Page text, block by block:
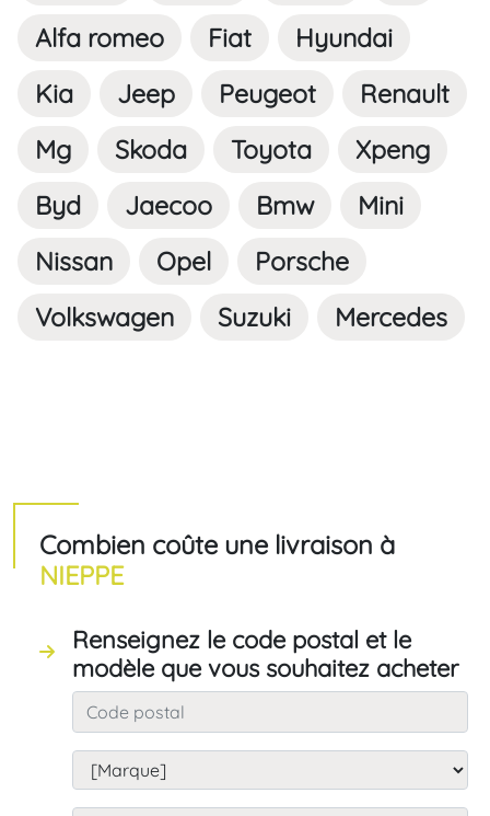
Alfa romeo
Fiat
Hyundai
Kia
Jeep Peugeot
Renault
Mg
Skoda Toyota
Xpeng
Byd
Jaecoo Bmw
Mini
Nissan
Opel
Porsche
Volkswagen
Suzuki Mercedes
Combien coûte une livraison à
NIEPPE
Renseignez le code postal et le
modèle que vous souhaitez acheter